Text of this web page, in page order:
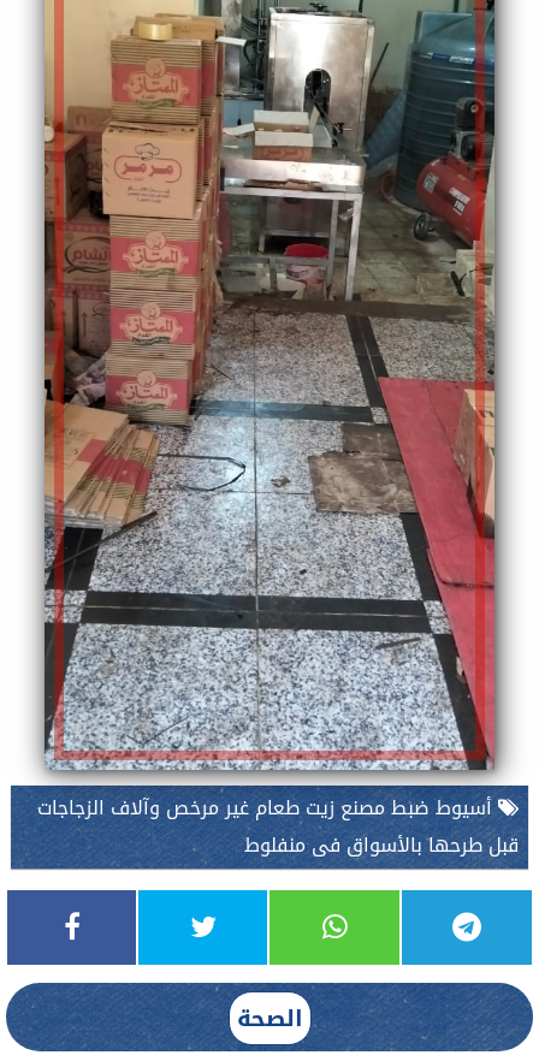
أسيوط ضبط مصنع زيت طعام غير مرخص وآلاف الزجاجات
قبل طرحها بالأسواق فى منفلوط
الصحة